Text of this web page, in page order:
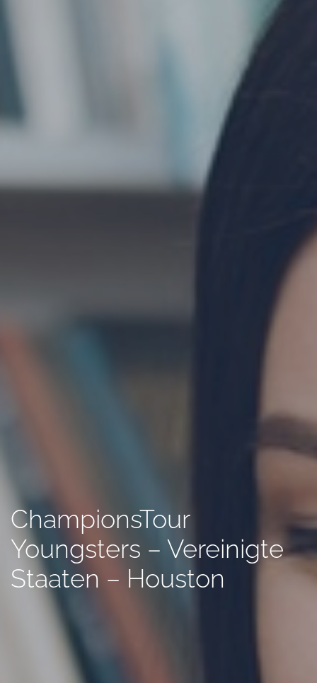
ChampionsTour
Youngsters – Vereinigte
Staaten – Houston